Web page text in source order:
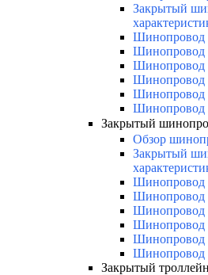
Закрытый
Шинопровод
Шинопровод
Шинопровод
Шинопровод
Шинопровод
Шинопровод
Закрытый
Обзор
Закрытый
Шинопровод
Шинопровод
Шинопровод
Шинопровод
Шинопровод
Шинопровод
Закрытый